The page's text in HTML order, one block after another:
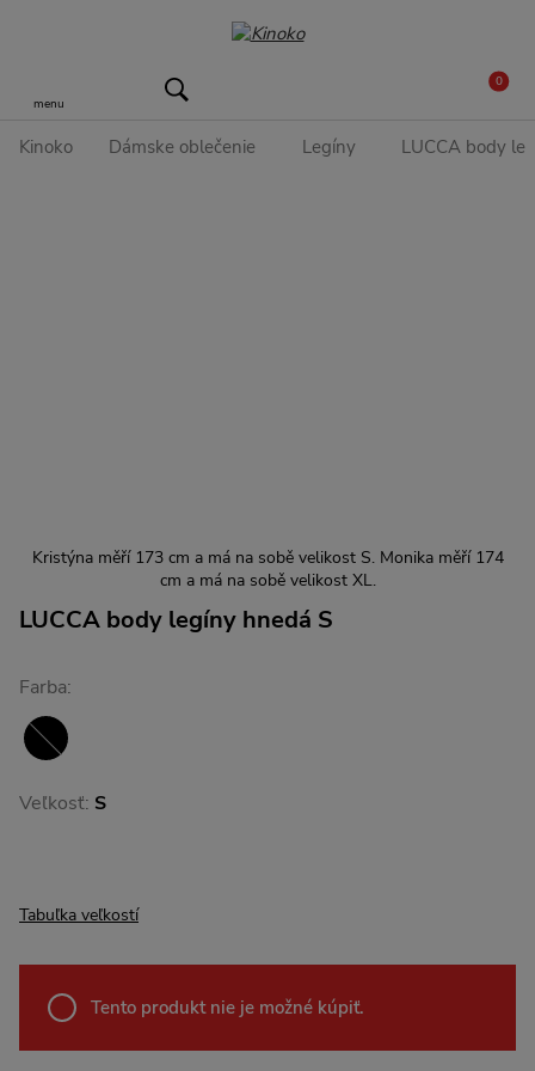
menu
0
Kinoko Dámske oblečenie Legíny LUCCA body
Kristýna měří 173 cm a má na sobě velikost S. Monika měří 174
cm a má na sobě velikost XL.
LUCCA body legíny hnedá S
Farba:
Veľkosť: S
Tabuľka veľkostí
Tento produkt nie je možné kúpiť.